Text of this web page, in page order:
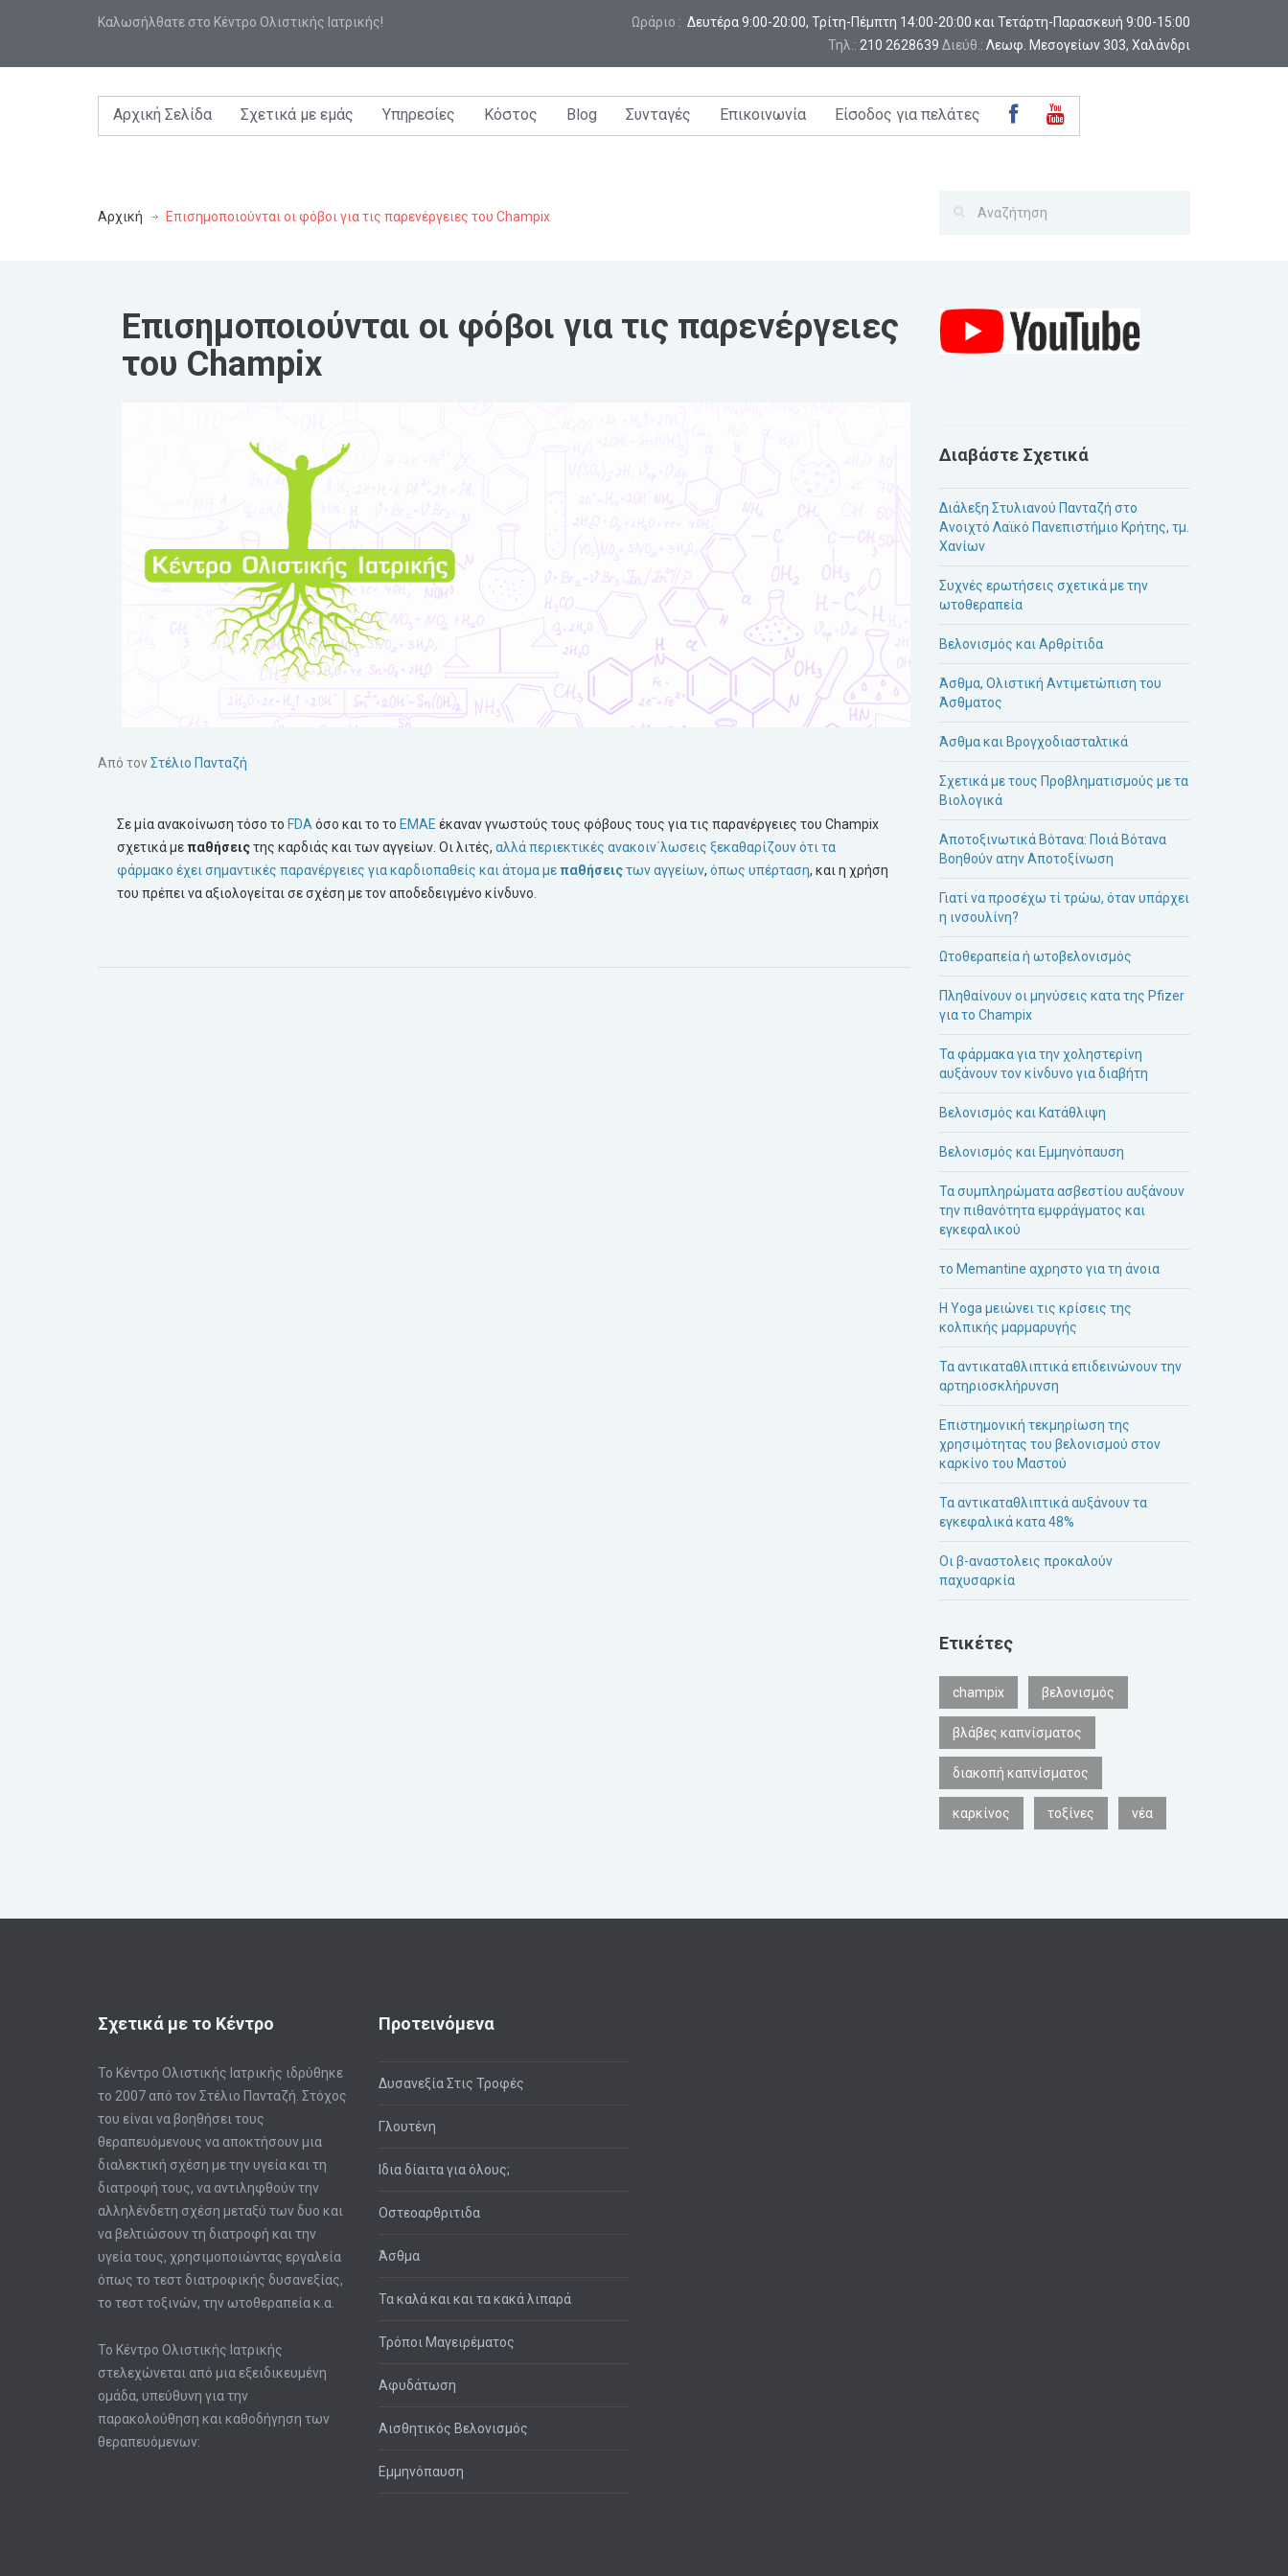
Καλωσήλθατε στο Κέντρο Ολιστικής Ιατρικής! Ωράριο : Δευτέρα 9:00-20:00, Τρίτη-Πέμπτη 14:00-20:00 και Τετάρτη-Παρασκευή 9:00-15:00
Τηλ.: 210 2628639 Διεύθ.: Λεωφ. Μεσογείων 303, Χαλάνδρι
Αρχική Σελίδα Σχετικά με εμάς Υπηρεσίες Κόστος Blog Συνταγές Επικοινωνία Είσοδος για πελάτες
Αρχική Επισημοποιούνται οι φόβοι για τις παρενέργειες του Champix
Επισημοποιούνται οι φόβοι για τις παρενέργειες
του Champix
Από τονΣτέλιο Πανταζή
Σε μία ανακοίνωση τόσο το FDAόσο και το το EMAE έκαναν γνωστούς τους φόβους τους για τις παρανέργειες του Champix
σχετικά μεπαθήσειςτης καρδιάς και των αγγείων. Οι λιτές, αλλά περιεκτικές ανακοιν΄λωσεις ξεκαθαρίζουν ότι τα
φάρμακο έχει σημαντικές παρανέργειες για καρδιοπαθείς και άτομα μεπαθήσειςτων αγγείων, όπως υπέρταση, και η χρήση
του πρέπει να αξιολογείται σε σχέση με τον αποδεδειγμένο κίνδυνο.
Διαβάστε Σχετικά
Διάλεξη Στυλιανού Πανταζή στο
Ανοιχτό Λαϊκό Πανεπιστήμιο Κρήτης, τμ.
Χανίων
Συχνές ερωτήσεις σχετικά με την
ωτοθεραπεία
Βελονισμός και Αρθρίτιδα
Άσθμα, Ολιστική Αντιμετώπιση του
Άσθματος
Άσθμα και Βρογχοδιασταλτικά
Σχετικά με τους Προβληματισμούς με τα
Βιολογικά
Αποτοξινωτικά Βότανα: Ποιά Βότανα
Βοηθούν ατην Αποτοξίνωση
Γιατί να προσέχω τί τρώω, όταν υπάρχει
η ινσουλίνη?
Ωτοθεραπεία ή ωτοβελονισμός
Πληθαίνουν οι μηνύσεις κατα της Pfizer
για το Champix
Τα φάρμακα για την χοληστερίνη
αυξάνουν τον κίνδυνο για διαβήτη
Βελονισμός και Κατάθλιψη
Βελονισμός και Εμμηνόπαυση
Τα συμπληρώματα ασβεστίου αυξάνουν
την πιθανότητα εμφράγματος και
εγκεφαλικού
το Memantine αχρηστο για τη άνοια
H Yoga μειώνει τις κρίσεις της
κολπικής μαρμαρυγής
Τα αντικαταθλιπτικά επιδεινώνουν την
αρτηριοσκλήρυνση
Επιστημονική τεκμηρίωση της
χρησιμότητας του βελονισμού στον
καρκίνο του Μαστού
Τα αντικαταθλιπτικά αυξάνουν τα
εγκεφαλικά κατα 48%
Οι β-αναστολεις προκαλούν
παχυσαρκία
Ετικέτες
champix βελονισμός
βλάβες καπνίσματος
διακοπή καπνίσματος
καρκίνος τοξίνες νέα
Σχετικά με το Κέντρο
Το Κέντρο Ολιστικής Ιατρικής ιδρύθηκε
το 2007 από τον Στέλιο Πανταζή. Στόχος
του είναι να βοηθήσει τους
θεραπευόμενους να αποκτήσουν μια
διαλεκτική σχέση με την υγεία και τη
διατροφή τους, να αντιληφθούν την
αλληλένδετη σχέση μεταξύ των δυο και
να βελτιώσουν τη διατροφή και την
υγεία τους, χρησιμοποιώντας εργαλεία
όπως το τεστ διατροφικής δυσανεξίας,
το τεστ τοξινών, την ωτοθεραπεία κ.α.
Το Κέντρο Ολιστικής Ιατρικής
στελεχώνεται από μια εξειδικευμένη
ομάδα, υπεύθυνη για την
παρακολούθηση και καθοδήγηση των
θεραπευόμενων:
Προτεινόμενα
Δυσανεξία Στις Τροφές
Γλουτένη
Ιδια δίαιτα για όλους;
Οστεοαρθριτιδα
Άσθμα
Τα καλά και και τα κακά λιπαρά
Τρόποι Μαγειρέματος
Αφυδάτωση
Αισθητικός Βελονισμός
Εμμηνόπαυση